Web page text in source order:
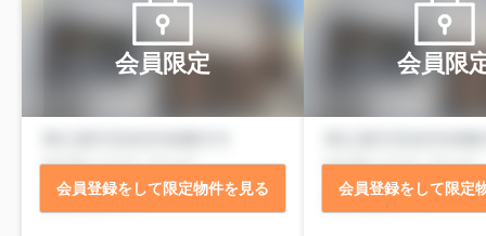
会員限定
会員登録をして限定物件を見る
会員限
会員登録をして限定